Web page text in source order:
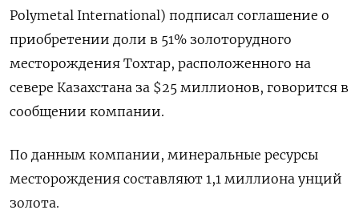
Polymetal International) подписал соглашение о
приобретении доли в 51% золоторудного
месторождения Тохтар, расположенного на
севере Казахстана за $25 миллионов, говорится в
сообщении компании.
По данным компании, минеральные ресурсы
месторождения составляют 1,1 миллиона унций
золота.